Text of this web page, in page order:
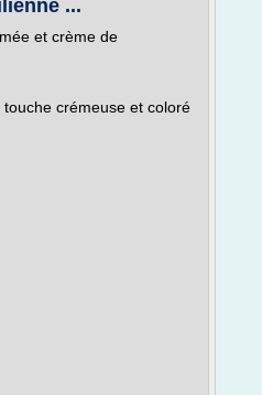
...
et crème de
crémeuse et coloré